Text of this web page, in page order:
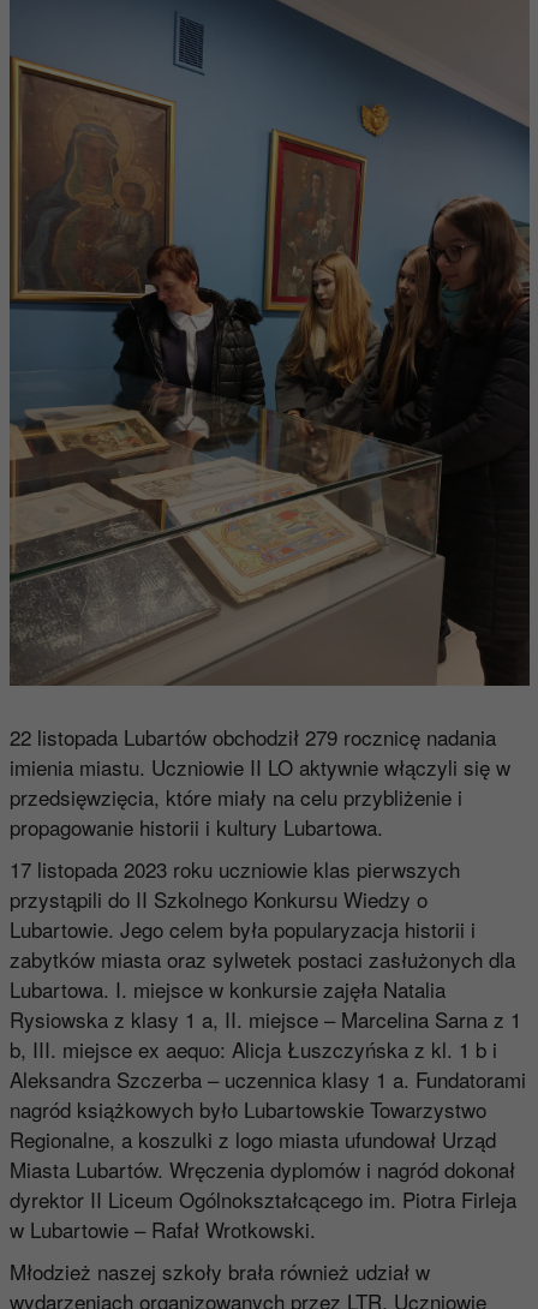
22 listopada Lubartów obchodził 279 rocznicę nadania
imienia miastu. Uczniowie II LO aktywnie włączyli się w
przedsięwzięcia, które miały na celu przybliżenie i
propagowanie historii i kultury Lubartowa.
17 listopada 2023 roku uczniowie klas pierwszych
przystąpili do II Szkolnego Konkursu Wiedzy o
Lubartowie. Jego celem była popularyzacja historii i
zabytków miasta oraz sylwetek postaci zasłużonych dla
Lubartowa. I. miejsce w konkursie zajęła Natalia
Rysiowska z klasy 1 a, II. miejsce – Marcelina Sarna z 1
b, III. miejsce ex aequo: Alicja Łuszczyńska z kl. 1 b i
Aleksandra Szczerba – uczennica klasy 1 a. Fundatorami
nagród książkowych było Lubartowskie Towarzystwo
Regionalne, a koszulki z logo miasta ufundował Urząd
Miasta Lubartów. Wręczenia dyplomów i nagród dokonał
dyrektor II Liceum Ogólnokształcącego im. Piotra Firleja
w Lubartowie – Rafał Wrotkowski.
Młodzież naszej szkoły brała również udział w
wydarzeniach organizowanych przez LTR. Uczniowie